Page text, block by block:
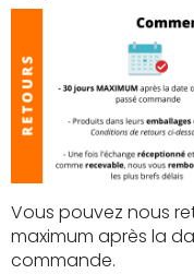
Vous pouvez nous
maximum après la
commande.